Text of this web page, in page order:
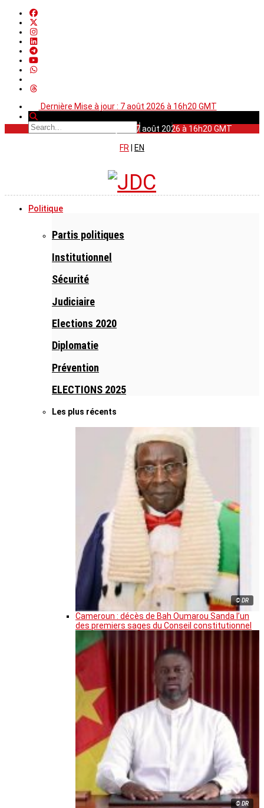
Dernière Mise à jour : 7 août 2026 à 16h20 GMT
Dernière Mise à jour : 7 août 2026 à 16h20 GMT
FR
EN
Politique
Partis politiques
Institutionnel
Sécurité
Judiciaire
Elections 2020
Diplomatie
Prévention
ELECTIONS 2025
Les plus récents
© DR
Cameroun : décès de Bah Oumarou Sanda l’un
des premiers sages du Conseil constitutionnel
© DR